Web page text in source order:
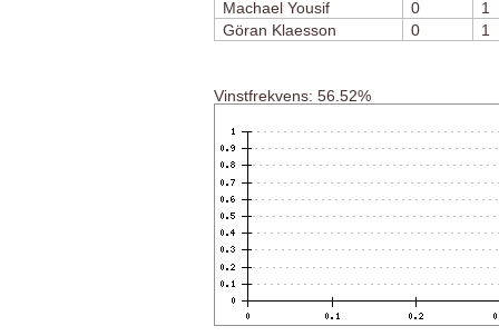
Machael Yousif
0 1
Göran Klaesson
0 1
Vinstfrekvens: 56.52%